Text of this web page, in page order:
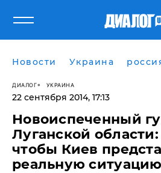
Новости Украина
ДИАЛОГ УКРАИНА
22 сентября 2014, 17:13
Новоиспеченный
Луганской
чтобы Киев
реальную